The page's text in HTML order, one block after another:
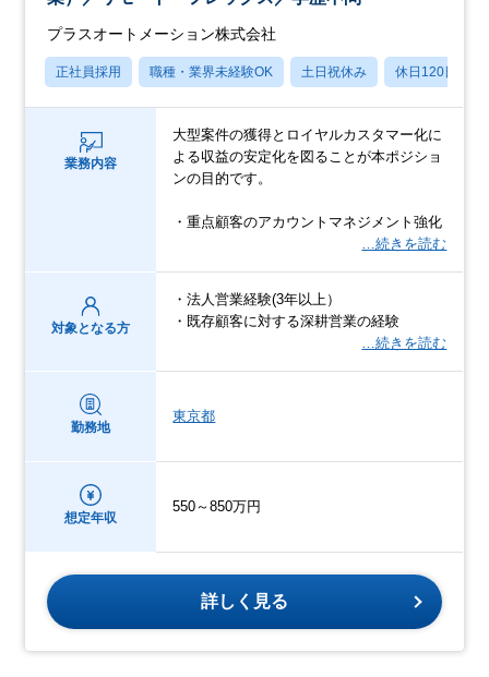
プラスオートメーション株式会社
正社員採用 職種・業界未経験OK 土日祝休み 休日120日以上
業務内容
大型案件の獲得とロイヤルカスタマー化に
よる収益の安定化を図ることが本ポジショ
ンの目的です。
・重点顧客のアカウントマネジメント強化
…続きを読む
対象となる方
・法人営業経験(3年以上）
・既存顧客に対する深耕営業の経験
…続きを読む
勤務地
東京都
想定年収
550～850万円
詳しく見る